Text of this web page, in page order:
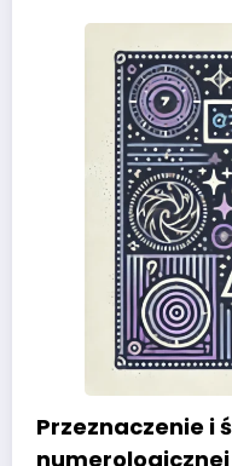
Przeznaczenie i
numerologicznej